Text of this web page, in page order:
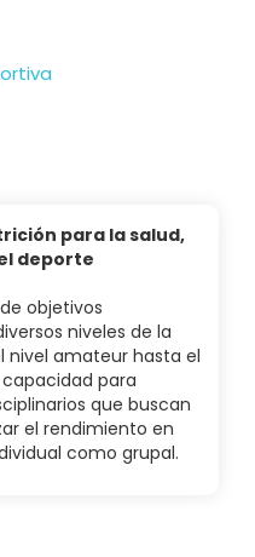
para la salud,
deporte
objetivos
niveles de la
nivel amateur hasta el
para
que buscan
el rendimiento en
como grupal.